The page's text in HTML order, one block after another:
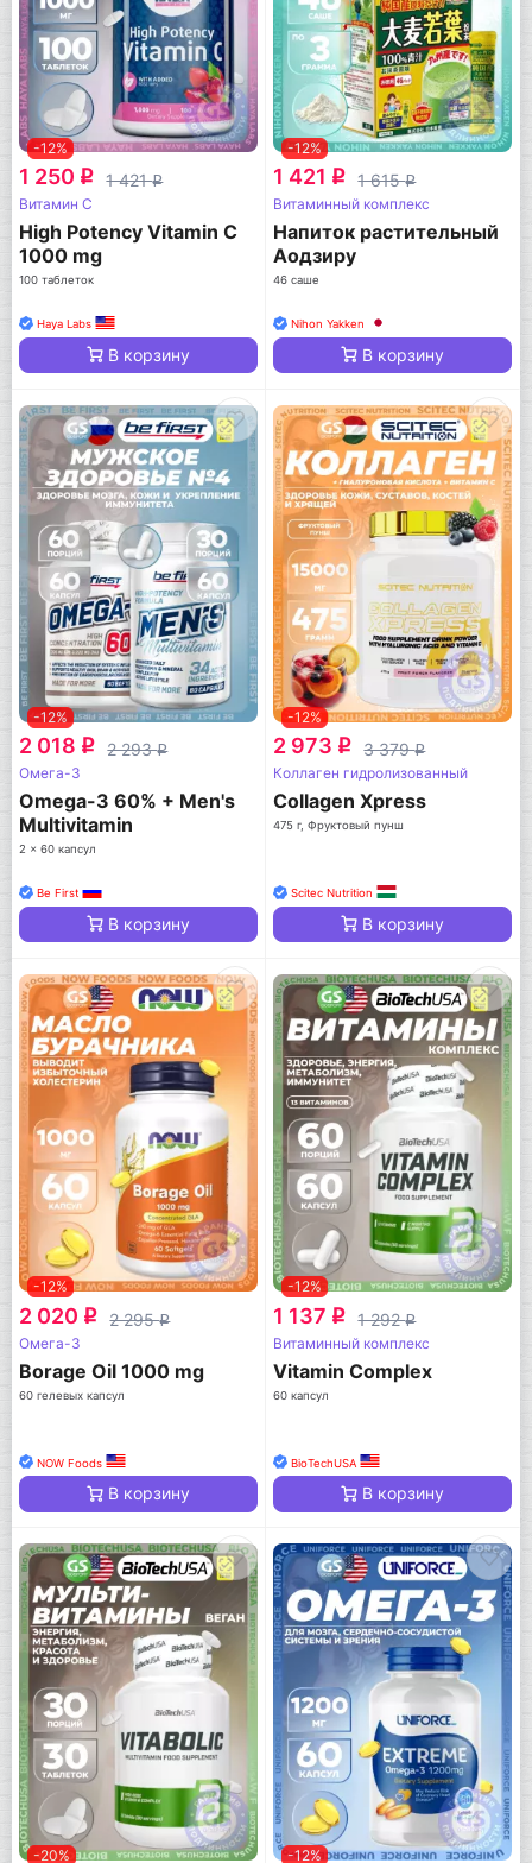
-12%
1 250 q 1 421q
Витамин C
High Potency Vitamin C
1000 mg
100 таблеток
Haya Labs
В корзину
-12%
1 421 q 1 615q
Витаминный комплекс
Напиток растительный
Аодзиру
46 саше
Nihon Yakken
В корзину
-12%
2 018 q 2 293q
Омега-3
Omega-3 60% + Men's
Multivitamin
2 x 60 капсул
Be First
В корзину
-12%
2 973 q 3 379q
Коллаген гидролизованный
Collagen Xpress
475 г, Фруктовый пунш
Scitec Nutrition
В корзину
-12%
2 020 q 2 295q
Омега-3
Borage Oil 1000 mg
60 гелевых капсул
NOW Foods
В корзину
-12%
1 137 q 1 292q
Витаминный комплекс
Vitamin Complex
60 капсул
BioTechUSA
В корзину
-20% -12%